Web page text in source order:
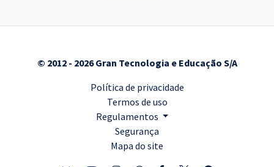
© 2012 - 2026 Gran Tecnologia e Educação S/A
Política de privacidade
Termos de uso
Regulamentos
Segurança
Mapa do site